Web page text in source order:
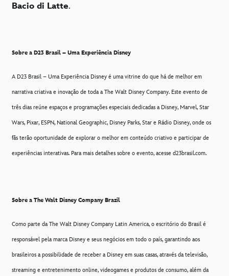
Bacio di Latte.
Sobre a D23 Brasil – Uma Experiência Disney
A D23 Brasil – Uma Experiência Disney é uma vitrine do que há de melhor em
narrativa criativa e inovação de toda a The Walt Disney Company. Este evento de
três dias reúne espaços e programações especiais dedicadas a Disney, Marvel, Star
Wars, Pixar, ESPN, National Geographic, Disney Parks, Star e Rádio Disney, onde os
fãs terão oportunidade de explorar o melhor em conteúdo criativo e participar de
experiências interativas. Para mais detalhes sobre o evento, acesse d23brasil.com.
Sobre a The Walt Disney Company Brazil
Como parte da The Walt Disney Company Latin America, o escritório do Brasil é
responsável pela marca Disney e seus negócios em todo o país, garantindo aos
brasileiros a possibilidade de receber a Disney em suas casas, através da televisão,
streaming e entretenimento online, videogames e produtos de consumo, além da